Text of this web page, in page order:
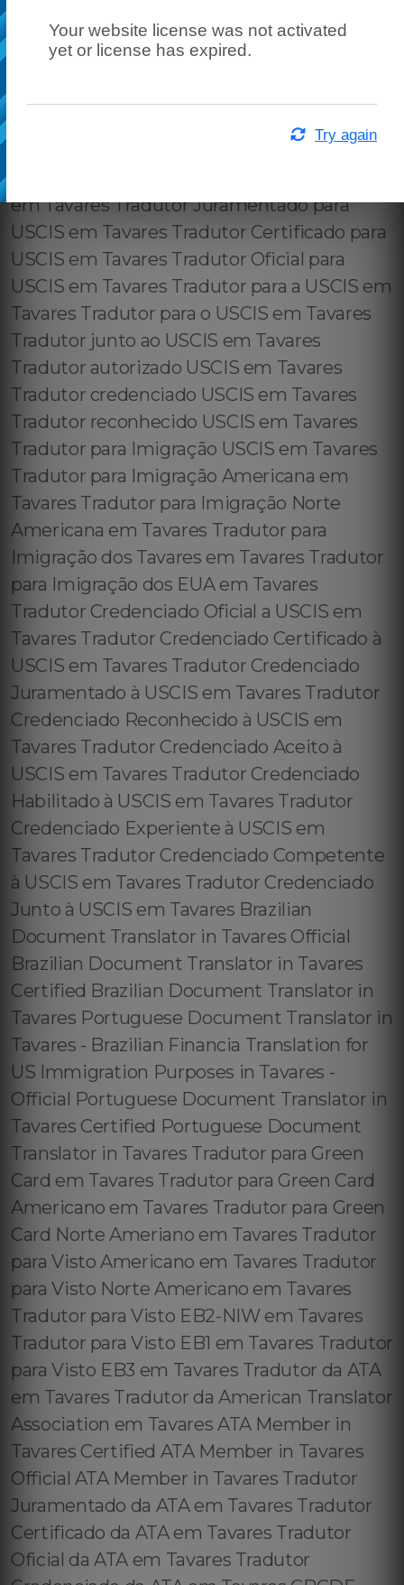
Your website license was not activated
yet or license has expired.
Try again